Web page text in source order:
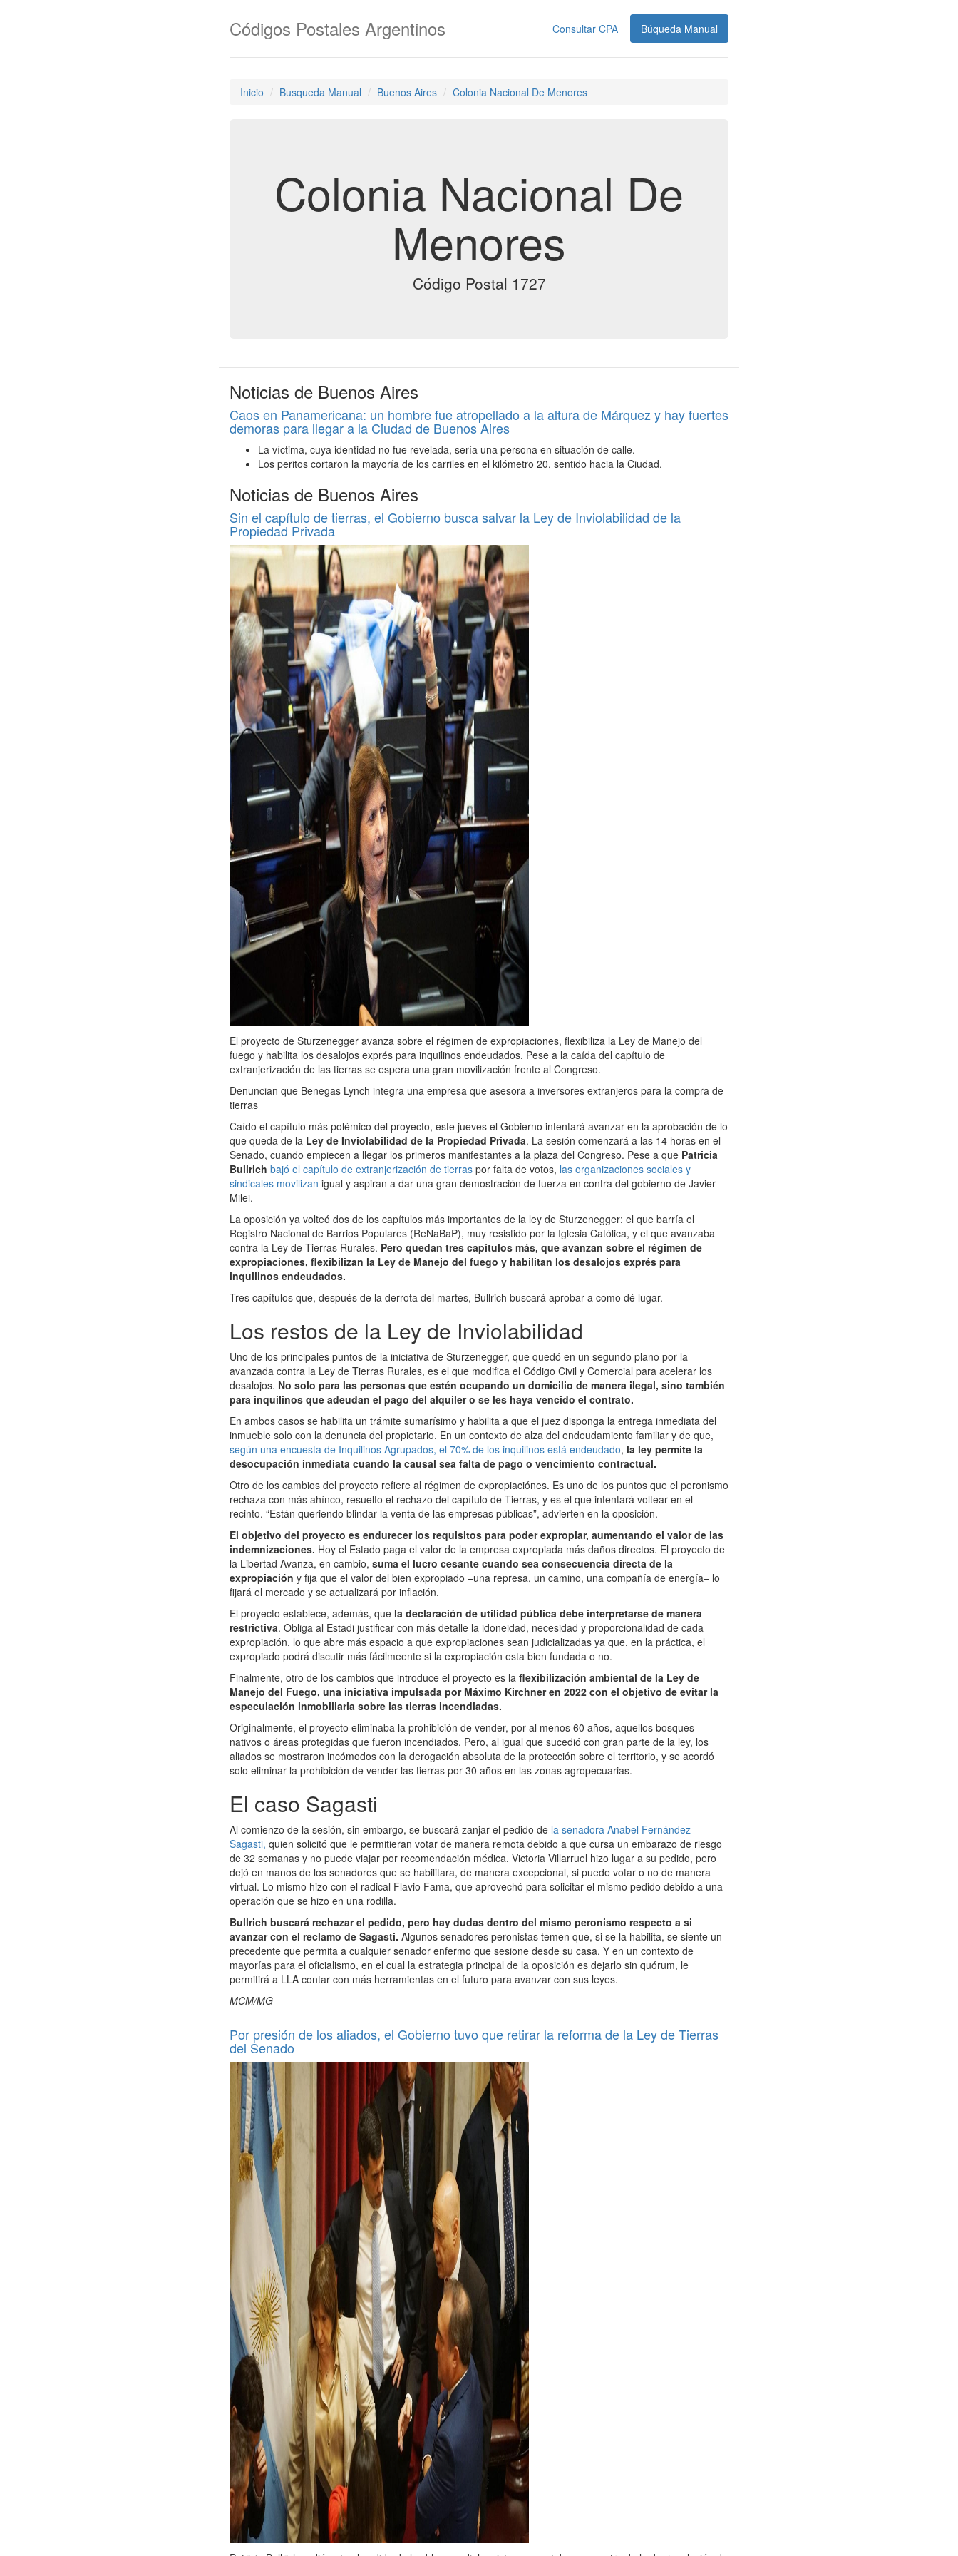
Consultar CPA Búqueda Manual
Códigos Postales Argentinos
Inicio Busqueda Manual Buenos Aires Colonia Nacional De Menores
Colonia Nacional De
Menores
Código Postal 1727
Noticias de Buenos Aires
Caos en Panamericana: un hombre fue atropellado a la altura de Márquez y hay fuertes
demoras para llegar a la Ciudad de Buenos Aires
La víctima, cuya identidad no fue revelada, sería una persona en situación de calle.
Los peritos cortaron la mayoría de los carriles en el kilómetro 20, sentido hacia la Ciudad.
Noticias de Buenos Aires
Sin el capítulo de tierras, el Gobierno busca salvar la Ley de Inviolabilidad de la
Propiedad Privada
El proyecto de Sturzenegger avanza sobre el régimen de expropiaciones, flexibiliza la Ley de Manejo del
fuego y habilita los desalojos exprés para inquilinos endeudados. Pese a la caída del capítulo de
extranjerización de las tierras se espera una gran movilización frente al Congreso.
Denuncian que Benegas Lynch integra una empresa que asesora a inversores extranjeros para la compra de
tierras
Caído el capítulo más polémico del proyecto, este jueves el Gobierno intentará avanzar en la aprobación de lo
que queda de la Ley de Inviolabilidad de la Propiedad Privada. La sesión comenzará a las 14 horas en el
Senado, cuando empiecen a llegar los primeros manifestantes a la plaza del Congreso. Pese a que Patricia
Bullrich bajó el capítulo de extranjerización de tierras por falta de votos, las organizaciones sociales y
sindicales movilizan igual y aspiran a dar una gran demostración de fuerza en contra del gobierno de Javier
Milei.
La oposición ya volteó dos de los capítulos más importantes de la ley de Sturzenegger: el que barría el
Registro Nacional de Barrios Populares (ReNaBaP), muy resistido por la Iglesia Católica, y el que avanzaba
contra la Ley de Tierras Rurales. Pero quedan tres capítulos más, que avanzan sobre el régimen de
expropiaciones, flexibilizan la Ley de Manejo del fuego y habilitan los desalojos exprés para
inquilinos endeudados.
Tres capítulos que, después de la derrota del martes, Bullrich buscará aprobar a como dé lugar.
Los restos de la Ley de Inviolabilidad
Uno de los principales puntos de la iniciativa de Sturzenegger, que quedó en un segundo plano por la
avanzada contra la Ley de Tierras Rurales, es el que modifica el Código Civil y Comercial para acelerar los
desalojos. No solo para las personas que estén ocupando un domicilio de manera ilegal, sino también
para inquilinos que adeudan el pago del alquiler o se les haya vencido el contrato.
En ambos casos se habilita un trámite sumarísimo y habilita a que el juez disponga la entrega inmediata del
inmueble solo con la denuncia del propietario. En un contexto de alza del endeudamiento familiar y de que,
según una encuesta de Inquilinos Agrupados, el 70% de los inquilinos está endeudado, la ley permite la
desocupación inmediata cuando la causal sea falta de pago o vencimiento contractual.
Otro de los cambios del proyecto refiere al régimen de expropiaciónes. Es uno de los puntos que el peronismo
rechaza con más ahínco, resuelto el rechazo del capítulo de Tierras, y es el que intentará voltear en el
recinto. “Están queriendo blindar la venta de las empresas públicas”, advierten en la oposición.
El objetivo del proyecto es endurecer los requisitos para poder expropiar, aumentando el valor de las
indemnizaciones. Hoy el Estado paga el valor de la empresa expropiada más daños directos. El proyecto de
la Libertad Avanza, en cambio, suma el lucro cesante cuando sea consecuencia directa de la
expropiación y fija que el valor del bien expropiado –una represa, un camino, una compañía de energía– lo
fijará el mercado y se actualizará por inflación.
El proyecto establece, además, que la declaración de utilidad pública debe interpretarse de manera
restrictiva. Obliga al Estadi justificar con más detalle la idoneidad, necesidad y proporcionalidad de cada
expropiación, lo que abre más espacio a que expropiaciones sean judicializadas ya que, en la práctica, el
expropiado podrá discutir más fácilmeente si la expropiación esta bien fundada o no.
Finalmente, otro de los cambios que introduce el proyecto es la flexibilización ambiental de la Ley de
Manejo del Fuego, una iniciativa impulsada por Máximo Kirchner en 2022 con el objetivo de evitar la
especulación inmobiliaria sobre las tierras incendiadas.
Originalmente, el proyecto eliminaba la prohibición de vender, por al menos 60 años, aquellos bosques
nativos o áreas protegidas que fueron incendiados. Pero, al igual que sucedió con gran parte de la ley, los
aliados se mostraron incómodos con la derogación absoluta de la protección sobre el territorio, y se acordó
solo eliminar la prohibición de vender las tierras por 30 años en las zonas agropecuarias.
El caso Sagasti
Al comienzo de la sesión, sin embargo, se buscará zanjar el pedido de la senadora Anabel Fernández
Sagasti, quien solicitó que le permitieran votar de manera remota debido a que cursa un embarazo de riesgo
de 32 semanas y no puede viajar por recomendación médica. Victoria Villarruel hizo lugar a su pedido, pero
dejó en manos de los senadores que se habilitara, de manera excepcional, si puede votar o no de manera
virtual. Lo mismo hizo con el radical Flavio Fama, que aprovechó para solicitar el mismo pedido debido a una
operación que se hizo en una rodilla.
Bullrich buscará rechazar el pedido, pero hay dudas dentro del mismo peronismo respecto a si
avanzar con el reclamo de Sagasti. Algunos senadores peronistas temen que, si se la habilita, se siente un
precedente que permita a cualquier senador enfermo que sesione desde su casa. Y en un contexto de
mayorías para el oficialismo, en el cual la estrategia principal de la oposición es dejarlo sin quórum, le
permitirá a LLA contar con más herramientas en el futuro para avanzar con sus leyes.
MCM/MG
Por presión de los aliados, el Gobierno tuvo que retirar la reforma de la Ley de Tierras
del Senado